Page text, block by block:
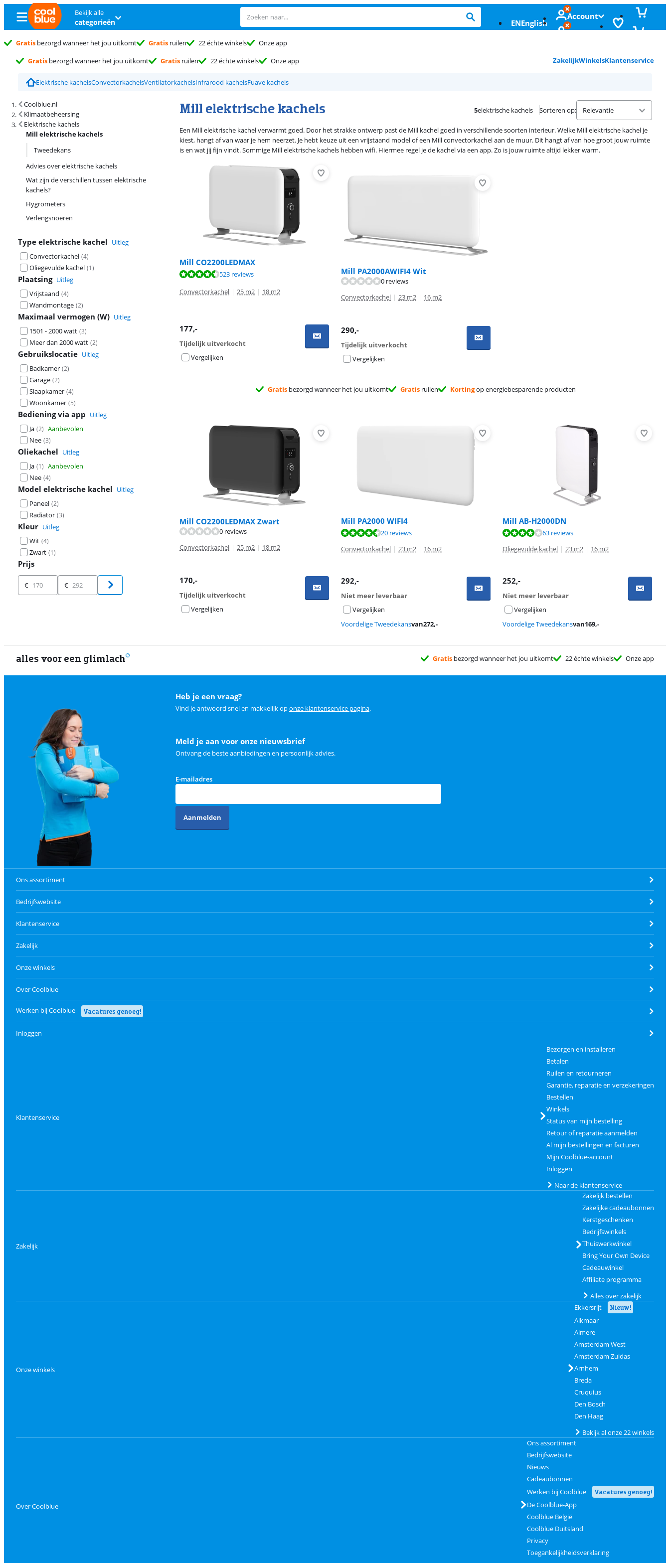
Bekijk alle
categorieën ENEnglish
Account
Gratis bezorgd wanneer het jou uitkomt Gratis ruilen 22 échte winkels
Onze app
Gratis bezorgd wanneer het jou uitkomt Gratis ruilen 22 échte winkels Onze app ZakelijkWinkelsKlantenservice
Elektrische kachelsConvectorkachelsVentilatorkachelsInfrarood kachelsFuave kachels
Coolblue.nl
Klimaatbeheersing
Elektrische kachels
Mill elektrische kachels
Tweedekans
Advies over elektrische kachels
Wat zijn de verschillen tussen elektrische
kachels?
Hygrometers
Verlengsnoeren
Type elektrische kachel Uitleg
Convectorkachel (4)
Oliegevulde kachel (1)
Plaatsing Uitleg
Vrijstaand (4)
Wandmontage (2)
Maximaal vermogen (W) Uitleg
1501 - 2000 watt (3)
Meer dan 2000 watt (2)
Gebruikslocatie Uitleg
Badkamer (2)
Garage (2)
Slaapkamer (4)
Woonkamer (5)
Bediening via app Uitleg
Ja (2) Aanbevolen
Nee (3)
Oliekachel Uitleg
Ja (1) Aanbevolen
Nee (4)
Model elektrische kachel Uitleg
Paneel (2)
Radiator (3)
Kleur Uitleg
Wit (4)
Zwart (1)
Prijs
Prijs
€ €
Mill elektrische kachels
Zoekresultaten en sortering
5elektrische kachels Sorteren op:
Een Mill elektrische kachel verwarmt goed. Door het strakke ontwerp past de Mill kachel goed in verschillende soorten interieur. Welke Mill elektrische kachel je
kiest, hangt af van waar je hem neerzet. Je hebt keuze uit een vrijstaand model of een Mill convectorkachel aan de muur. Dit hangt af van hoe groot jouw ruimte
is en wat jij fijn vindt. Sommige Mill elektrische kachels hebben wifi. Hiermee regel je de kachel via een app. Zo is jouw ruimte altijd lekker warm.
Mill CO2200LEDMAX
Beoordeling is 8,9 van de 10, gebaseerd op 523 reviews.
523 reviews
Convectorkachel | 25 m2 | 18 m2
177,-
Tijdelijk uitverkocht
Vergelijken
Mill PA2000AWIFI4 Wit
0 reviews
Convectorkachel | 23 m2 | 16 m2
290,-
Tijdelijk uitverkocht
Vergelijken
Gratis bezorgd wanneer het jou uitkomt Gratis ruilen Kortingop energiebesparende producten
Mill CO2200LEDMAX Zwart
0 reviews
Convectorkachel | 25 m2 | 18 m2
170,-
Tijdelijk uitverkocht
Vergelijken
Mill PA2000 WIFI4
Beoordeling is 8,7 van de 10, gebaseerd op 20 reviews.
20 reviews
Convectorkachel | 23 m2 | 16 m2
292,-
Niet meer leverbaar
Vergelijken
Voordelige Tweedekansvan272,-
Mill AB-H2000DN
Beoordeling is 8,4 van de 10, gebaseerd op 63 reviews.
63 reviews
Oliegevulde kachel | 23 m2 | 16 m2
252,-
Niet meer leverbaar
Vergelijken
Voordelige Tweedekansvan169,-
alles voor een glimlach Gratis bezorgd wanneer het jou uitkomt 22 échte winkels Onze app
Heb je een vraag?
Vind je antwoord snel en makkelijk oponze klantenservice pagina.
Meld je aan voor onze nieuwsbrief
Ontvang de beste aanbiedingen en persoonlijk advies.
E-mailadres
Aanmelden
Ons assortiment
Bedrijfswebsite
Klantenservice
Zakelijk
Onze winkels
Over Coolblue
Werken bij Coolblue Vacatures genoeg!
Inloggen
Klantenservice
Bezorgen en installeren
Betalen
Ruilen en retourneren
Garantie, reparatie en verzekeringen
Bestellen
Winkels
Status van mijn bestelling
Retour of reparatie aanmelden
Al mijn bestellingen en facturen
Mijn Coolblue-account
Inloggen
Naar de klantenservice
Zakelijk
Zakelijk bestellen
Zakelijke cadeaubonnen
Kerstgeschenken
Bedrijfswinkels
Thuiswerkwinkel
Bring Your Own Device
Cadeauwinkel
Affiliate programma
Alles over zakelijk
Onze winkels
Ekkersrijt Nieuw!
Alkmaar
Almere
Amsterdam West
Amsterdam Zuidas
Arnhem
Breda
Cruquius
Den Bosch
Den Haag
Bekijk al onze 22 winkels
Over Coolblue
Ons assortiment
Bedrijfswebsite
Nieuws
Cadeaubonnen
Werken bij Coolblue
Vacatures genoeg!
De Coolblue-App
Coolblue België
Coolblue Duitsland
Privacy
Toegankelijkheidsverklaring